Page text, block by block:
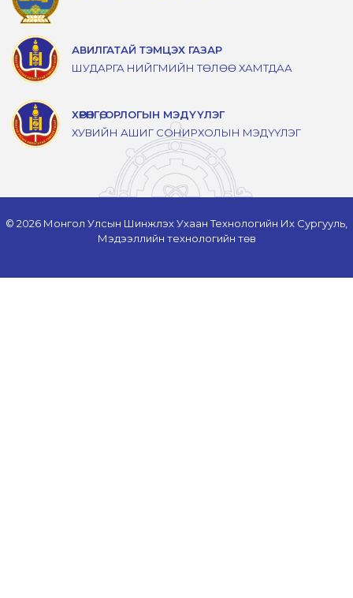
АВИЛГАТАЙ ТЭМЦЭХ ГАЗАР
ШУДАРГА НИЙГМИЙН ТӨЛӨӨ ХАМТДАА
ХӨРӨНГӨ, ОРЛОГЫН МЭДҮҮЛЭГ
ХУВИЙН АШИГ СОНИРХОЛЫН МЭДҮҮЛЭГ
© 2026 Монгол Улсын Шинжлэх Ухаан Технологийн Их Сургууль,
Мэдээллийн технологийн төв